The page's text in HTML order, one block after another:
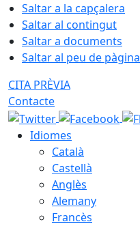
Saltar a la capçalera
Saltar al contingut
Saltar a documents
Saltar al peu de pàgina
CITA PRÈVIA
Contacte
Idiomes
Català
Castellà
Anglès
Alemany
Francès